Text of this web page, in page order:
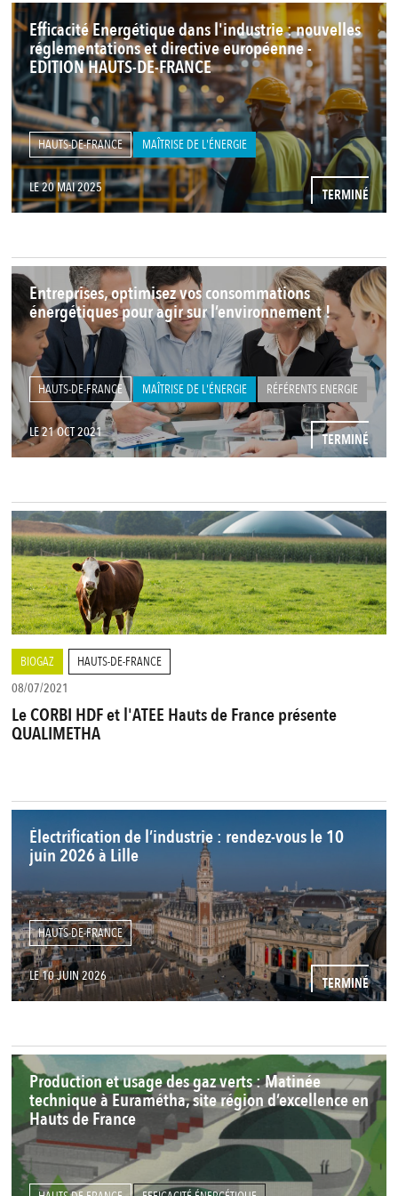
Efficacité Energétique dans l'industrie : nouvelles
réglementations et directive européenne -
EDITION HAUTS-DE-FRANCE
HAUTS-DE-FRANCE MAÎTRISE DE L'ÉNERGIE
LE 20 MAI 2025 TERMINÉ
Entreprises, optimisez vos consommations
énergétiques pour agir sur l’environnement !
HAUTS-DE-FRANCE MAÎTRISE DE L'ÉNERGIE RÉFÉRENTS ENERGIE
LE 21 OCT 2021 TERMINÉ
BIOGAZ
HAUTS-DE-FRANCE
08/07/2021
Le CORBI HDF et l'ATEE Hauts de France présente
QUALIMETHA
Électrification de l’industrie : rendez-vous le 10
juin 2026 à Lille
HAUTS-DE-FRANCE
LE 10 JUIN 2026 TERMINÉ
Production et usage des gaz verts : Matinée
technique à Euramétha, site région d’excellence en
Hauts de France